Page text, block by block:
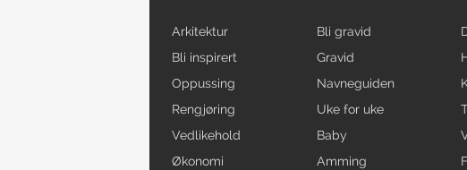
Arkitektur
Bli inspirert
Oppussing
Rengjøring
Vedlikehold
Økonomi
Bli gravid
Gravid
Navneguiden
Uke for uke
Baby
Amming